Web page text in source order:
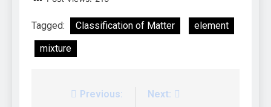
Tagged: Classification of Matter
element
mixture
Previous:
Next: